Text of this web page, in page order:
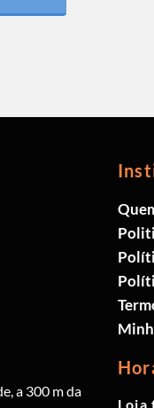
a 300 m da
Loja